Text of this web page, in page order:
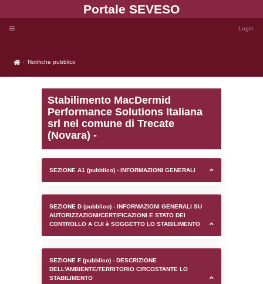
Portale
Notifiche pubblico
Notifiche pubblico
Stabilimento MacDermid
Performance Solutions
srl nel comune di
(Novara) -
SEZIONE A1 (pubblico) - INFORMAZIONI